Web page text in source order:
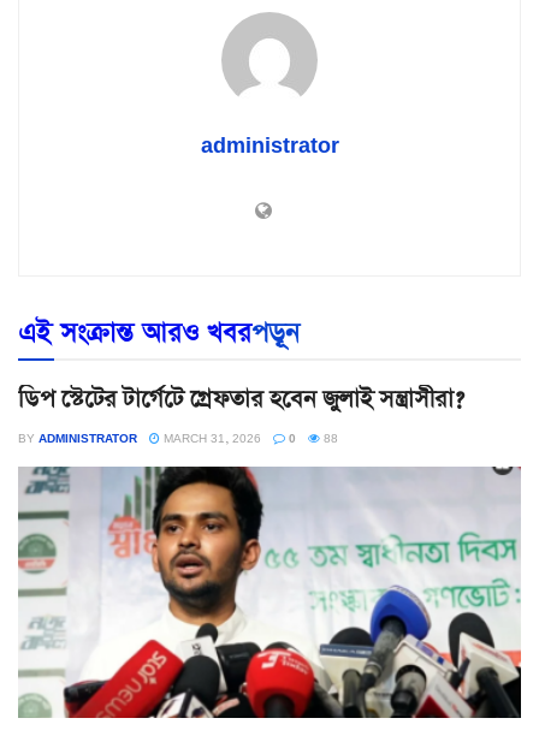
administrator
এই সংক্রান্ত আরও খবরপড়ূন
ডিপ স্টেটের টার্গেটে গ্রেফতার হবেন জুলাই সন্ত্রাসীরা?
BY ADMINISTRATOR MARCH 31, 2026 0 88